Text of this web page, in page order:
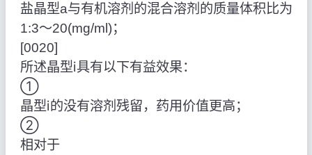
盐晶型a与有机溶剂的混合溶剂的质量体积比为
1:3～20(mg/ml)；
[0020]
所述晶型ⅰ具有以下有益效果：
①
晶型ⅰ的没有溶剂残留，药用价值更高；
②
相对于